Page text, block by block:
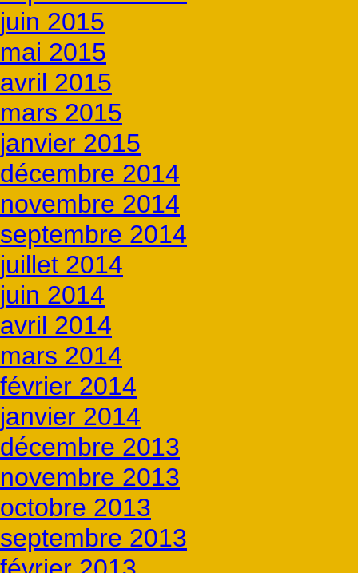
juin 2015
mai 2015
avril 2015
mars 2015
janvier 2015
décembre 2014
novembre 2014
septembre 2014
juillet 2014
juin 2014
avril 2014
mars 2014
février 2014
janvier 2014
décembre 2013
novembre 2013
octobre 2013
septembre 2013